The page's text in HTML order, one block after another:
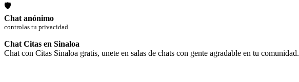
🛡
Chat anónimo
controlas tu privacidad
Chat Citas en Sinaloa
Chat con Citas Sinaloa gratis, unete en salas de chats con gente agradable en tu comunidad.